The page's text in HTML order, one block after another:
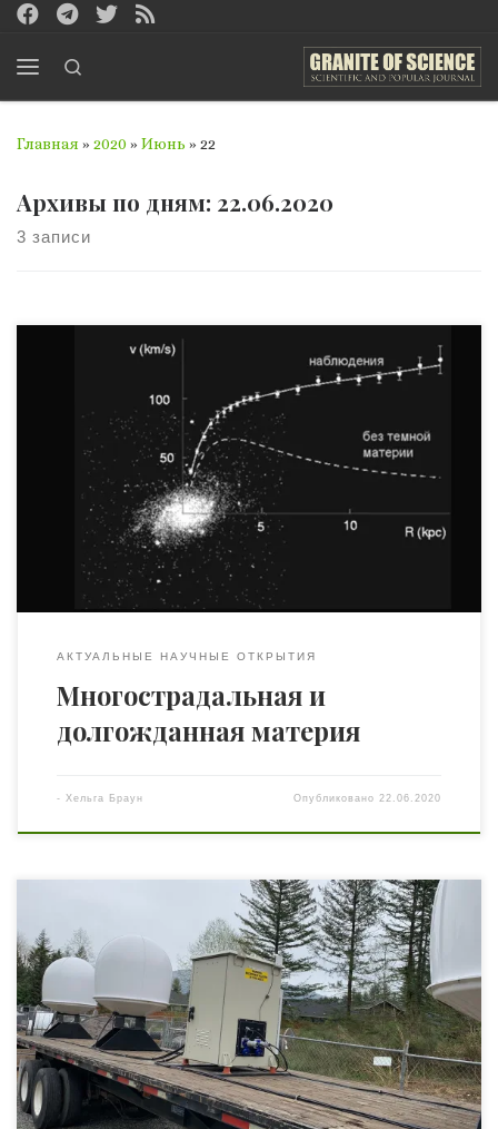
Перейти к содержимому
Главная » 2020 » Июнь » 22
Архивы по дням: 22.06.2020
3 записи
Если бы тени предметов зависели не от величины сих
последних,а имели бы свой произвольный рост, то,
может быть, вскоре не осталось бы на всем земном шаре
ни одного светлого места. Козьма Прутков О том, что
такое тёмная материя, где её искать и почему в её
существование не верит ряд учёных. Одной […]
АКТУАЛЬНЫЕ НАУЧНЫЕ ОТКРЫТИЯ
Многострадальная и
долгожданная материя
- Хельга Браун Опубликовано 22.06.2020
Так выглядят прототипы пользовательских
терминалов SpaceX для приема сигнала. Данное
оборудование необходимо для подключения к
спутниковому интернету. После запуска спутников
Starlink, пользователям необходимо будет купить или
арендовать такой терминал, разместить его снаружи,
подключить к сети и направить в небо. Никакой
дополнительной настройки не потребуется — система
сама будет настраивать оптимальный угол […]